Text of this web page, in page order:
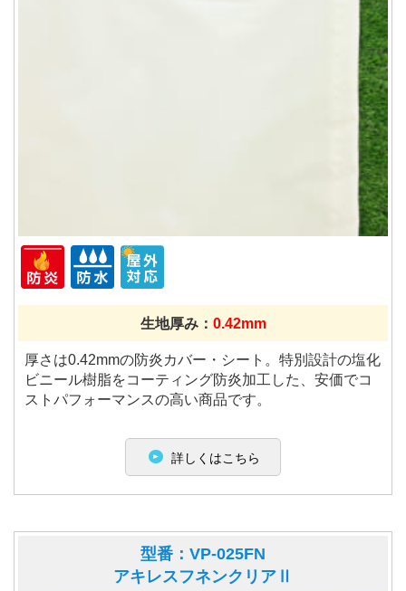
生地厚み： 0.42mm
厚さは0.42mmの防炎カバー・シート。特別設計の塩化
ビニール樹脂をコーティング防炎加工した、安価でコ
ストパフォーマンスの高い商品です。
詳しくはこちら
型番：VP-025FN
アキレスフネンクリアⅡ